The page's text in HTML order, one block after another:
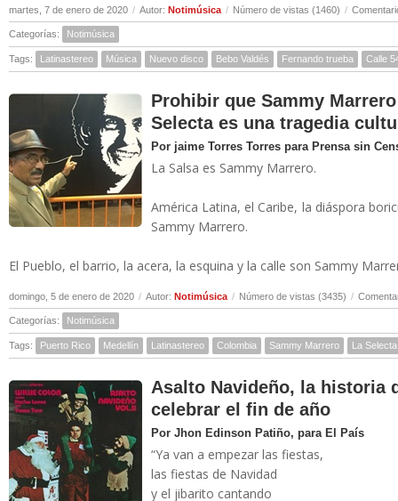
martes, 7 de enero de 2020 / Autor: Notimúsica / Número de vistas (1460) /
Categorías: Notimúsica
Tags: Latinastereo Música Nuevo disco Bebo Valdés Fernando trueba Calle
Prohibir que Sammy
Selecta es una tragedia
Por jaime Torres Torres para Prensa sin
La Salsa es Sammy Marrero.
América Latina, el Caribe, la diáspora
Sammy Marrero.
El Pueblo, el barrio, la acera, la esquina y la calle son Sammy
domingo, 5 de enero de 2020 / Autor: Notimúsica / Número de vistas (3435) /
Categorías: Notimúsica
Tags: Puerto Rico Medellín Latinastereo Colombia Sammy Marrero La Selecta
Asalto Navideño, la historia
celebrar el fin de año
Por Jhon Edinson Patiño, para El País
“Ya van a empezar las fiestas,
las fiestas de Navidad
y el jibarito cantando